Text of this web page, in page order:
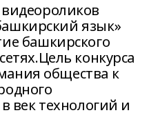
язык»
башкирского
конкурса
общества к
век технологий и